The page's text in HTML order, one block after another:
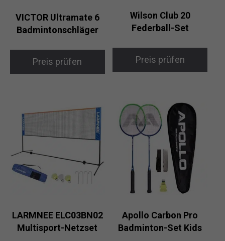
VICTOR Ultramate 6
Badmintonschläger
Preis prüfen
Wilson Club 20
Federball-Set
Preis prüfen
LARMNEE ELC03BN02
Multisport-Netzset
Apollo Carbon Pro
Badminton-Set Kids